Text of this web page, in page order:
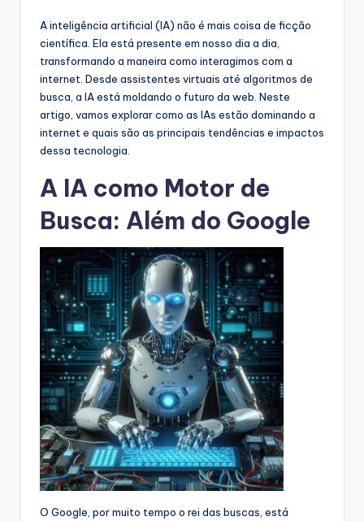
A inteligência artificial (IA) não é mais coisa de ficção
científica. Ela está presente em nosso dia a dia,
transformando a maneira como interagimos com a
internet. Desde assistentes virtuais até algoritmos de
busca, a IA está moldando o futuro da web. Neste
artigo, vamos explorar como as IAs estão dominando a
internet e quais são as principais tendências e impactos
dessa tecnologia.
A IA como Motor de
Busca: Além do Google
O Google, por muito tempo o rei das buscas, está